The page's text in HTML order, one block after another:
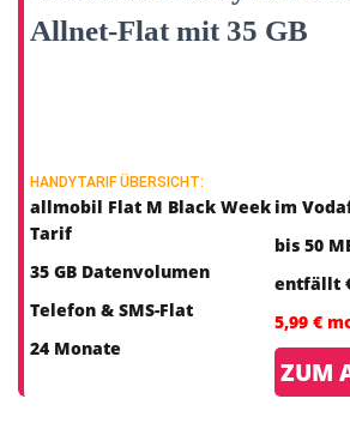
Allnet-Flat mit 35 GB
HANDYTARIF ÜBERSICHT:
allmobil Flat M Black Week
Tarif
35 GB Datenvolumen
Telefon & SMS-Flat
24 Monate
im
bis 50
entfällt
5,99 €
ZUM